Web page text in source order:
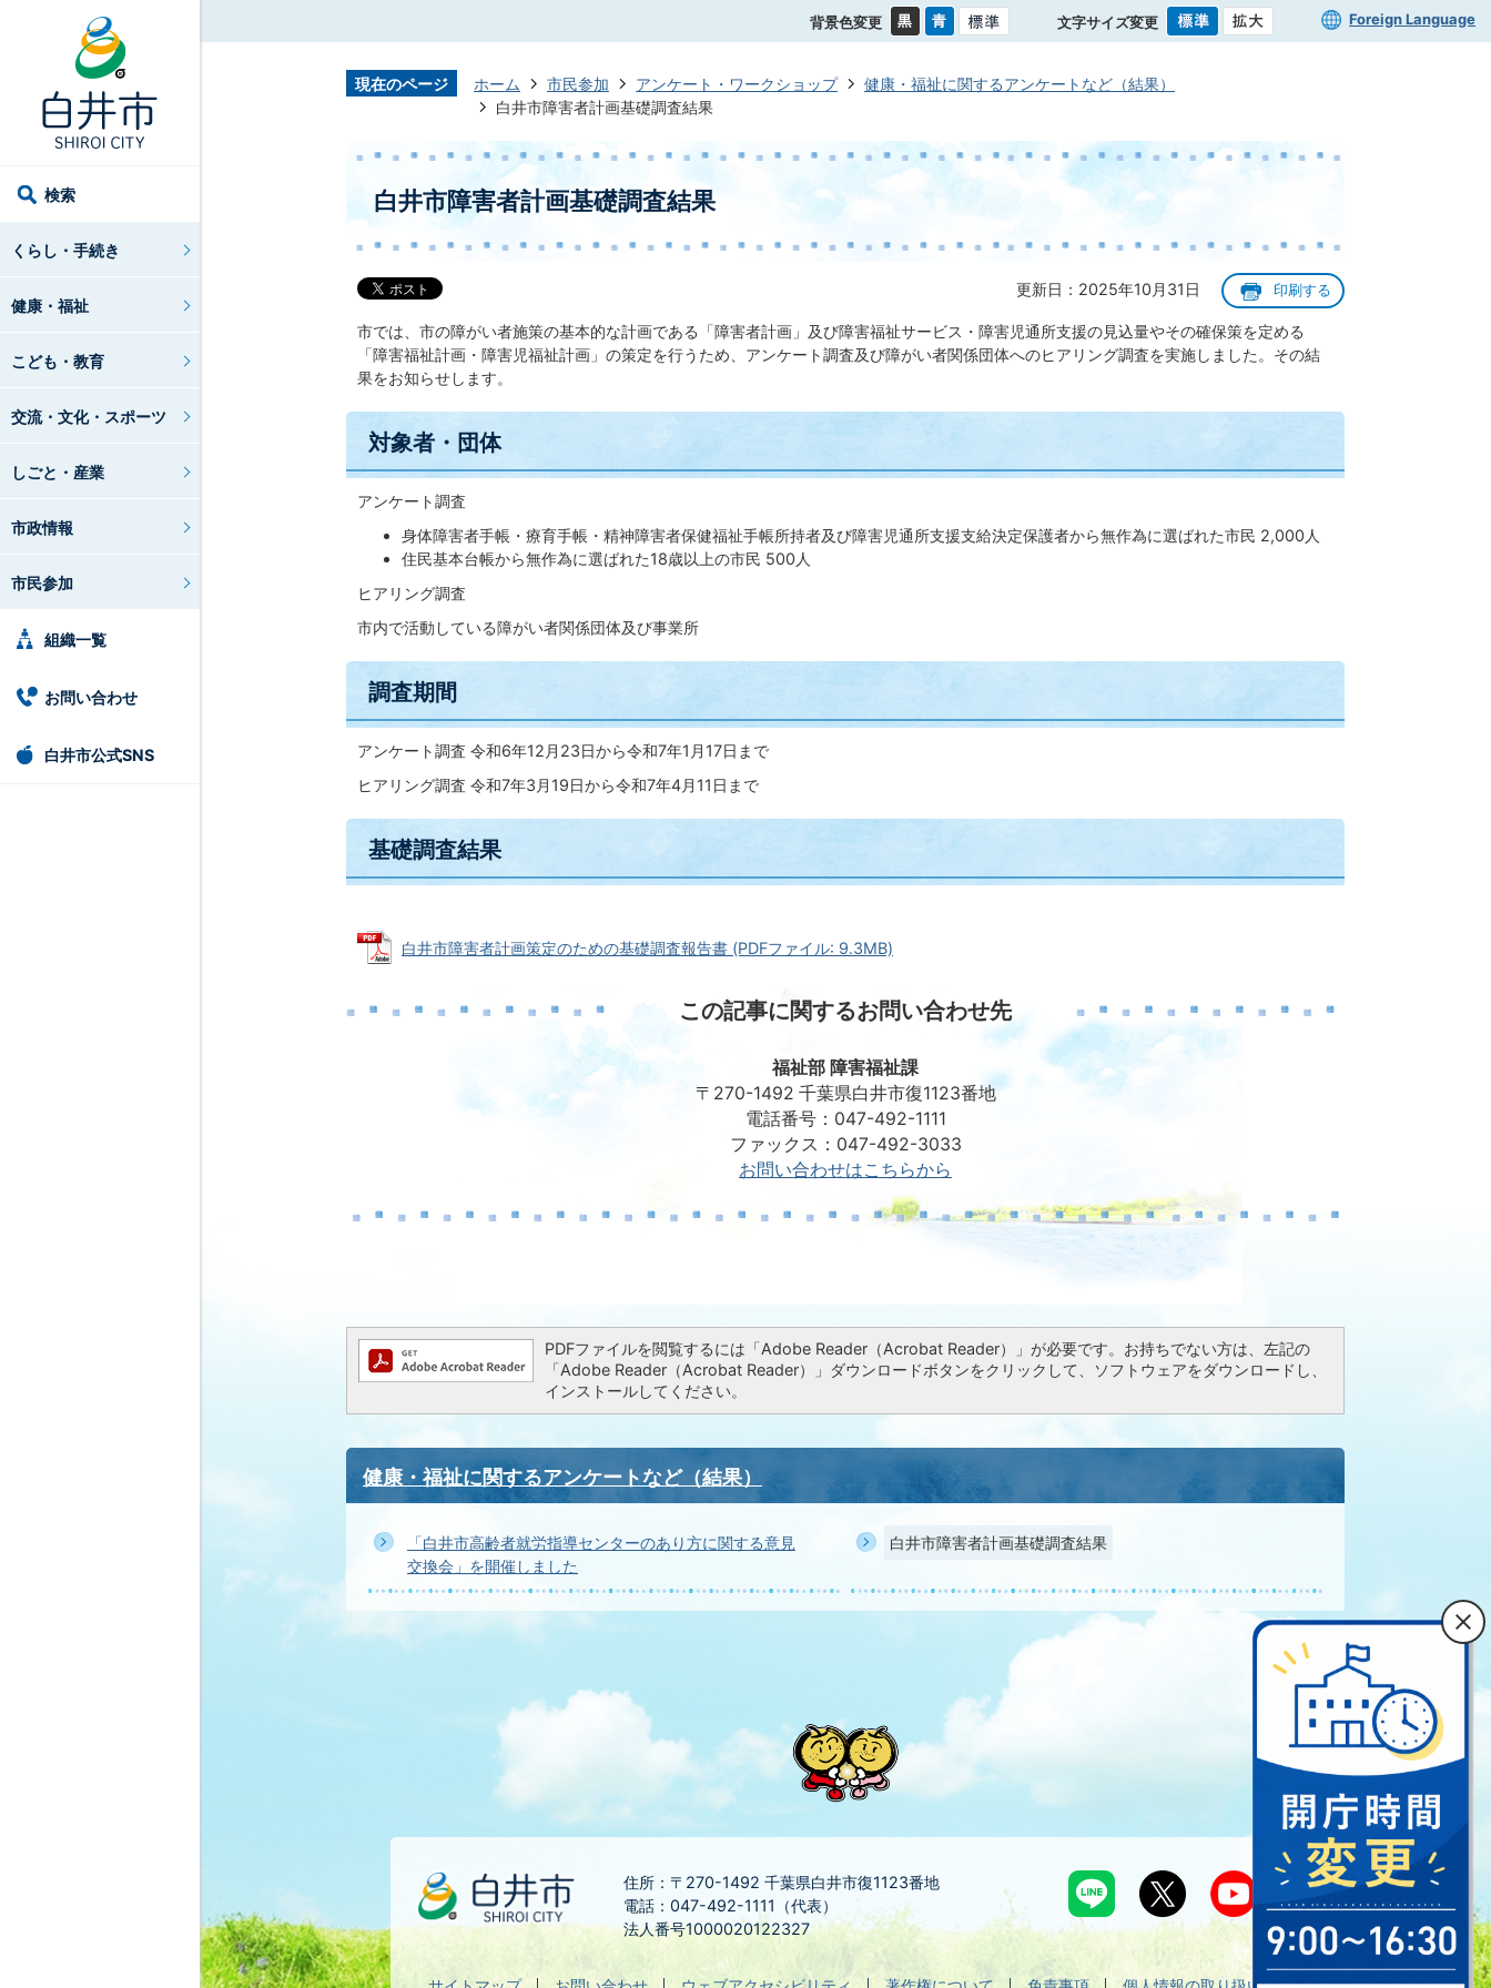
検索
くらし・手続き
健康・福祉
こども・教育
交流・文化・スポーツ
しごと・産業
市政情報
市民参加
組織一覧
お問い合わせ
白井市公式SNS
背景色変更 文字サイズ変更 Foreign Language
現在のページ ホーム 市民参加 アンケート・ワークショップ
健康・福祉に関するアンケートなど（結果）
白井市障害者計画基礎調査結果
白井市障害者計画基礎調査結果
更新日：2025年10月31日 印刷する
市では、市の障がい者施策の基本的な計画である「障害者計画」及び障害福祉サービス・障害児通所支援の見込量やその確保策を定める
「障害福祉計画・障害児福祉計画」の策定を行うため、アンケート調査及び障がい者関係団体へのヒアリング調査を実施しました。その結
果をお知らせします。
対象者・団体
アンケート調査
身体障害者手帳・療育手帳・精神障害者保健福祉手帳所持者及び障害児通所支援支給決定保護者から無作為に選ばれた市民 2,000人
住民基本台帳から無作為に選ばれた18歳以上の市民 500人
ヒアリング調査
市内で活動している障がい者関係団体及び事業所
調査期間
アンケート調査 令和6年12月23日から令和7年1月17日まで
ヒアリング調査 令和7年3月19日から令和7年4月11日まで
基礎調査結果
白井市障害者計画策定のための基礎調査報告書 (PDFファイル: 9.3MB)
この記事に関するお問い合わせ先
福祉部 障害福祉課
〒270-1492 千葉県白井市復1123番地
電話番号：047-492-1111
ファックス：047-492-3033
お問い合わせはこちらから
PDFファイルを閲覧するには「Adobe Reader（Acrobat Reader）」が必要です。お持ちでない方は、左記の
「Adobe Reader（Acrobat Reader）」ダウンロードボタンをクリックして、ソフトウェアをダウンロードし、
インストールしてください。
健康・福祉に関するアンケートなど（結果）
「白井市高齢者就労指導センターのあり方に関する意見
交換会」を開催しました
白井市障害者計画基礎調査結果
住所：〒270-1492 千葉県白井市復1123番地
電話：047-492-1111（代表）
法人番号1000020122327